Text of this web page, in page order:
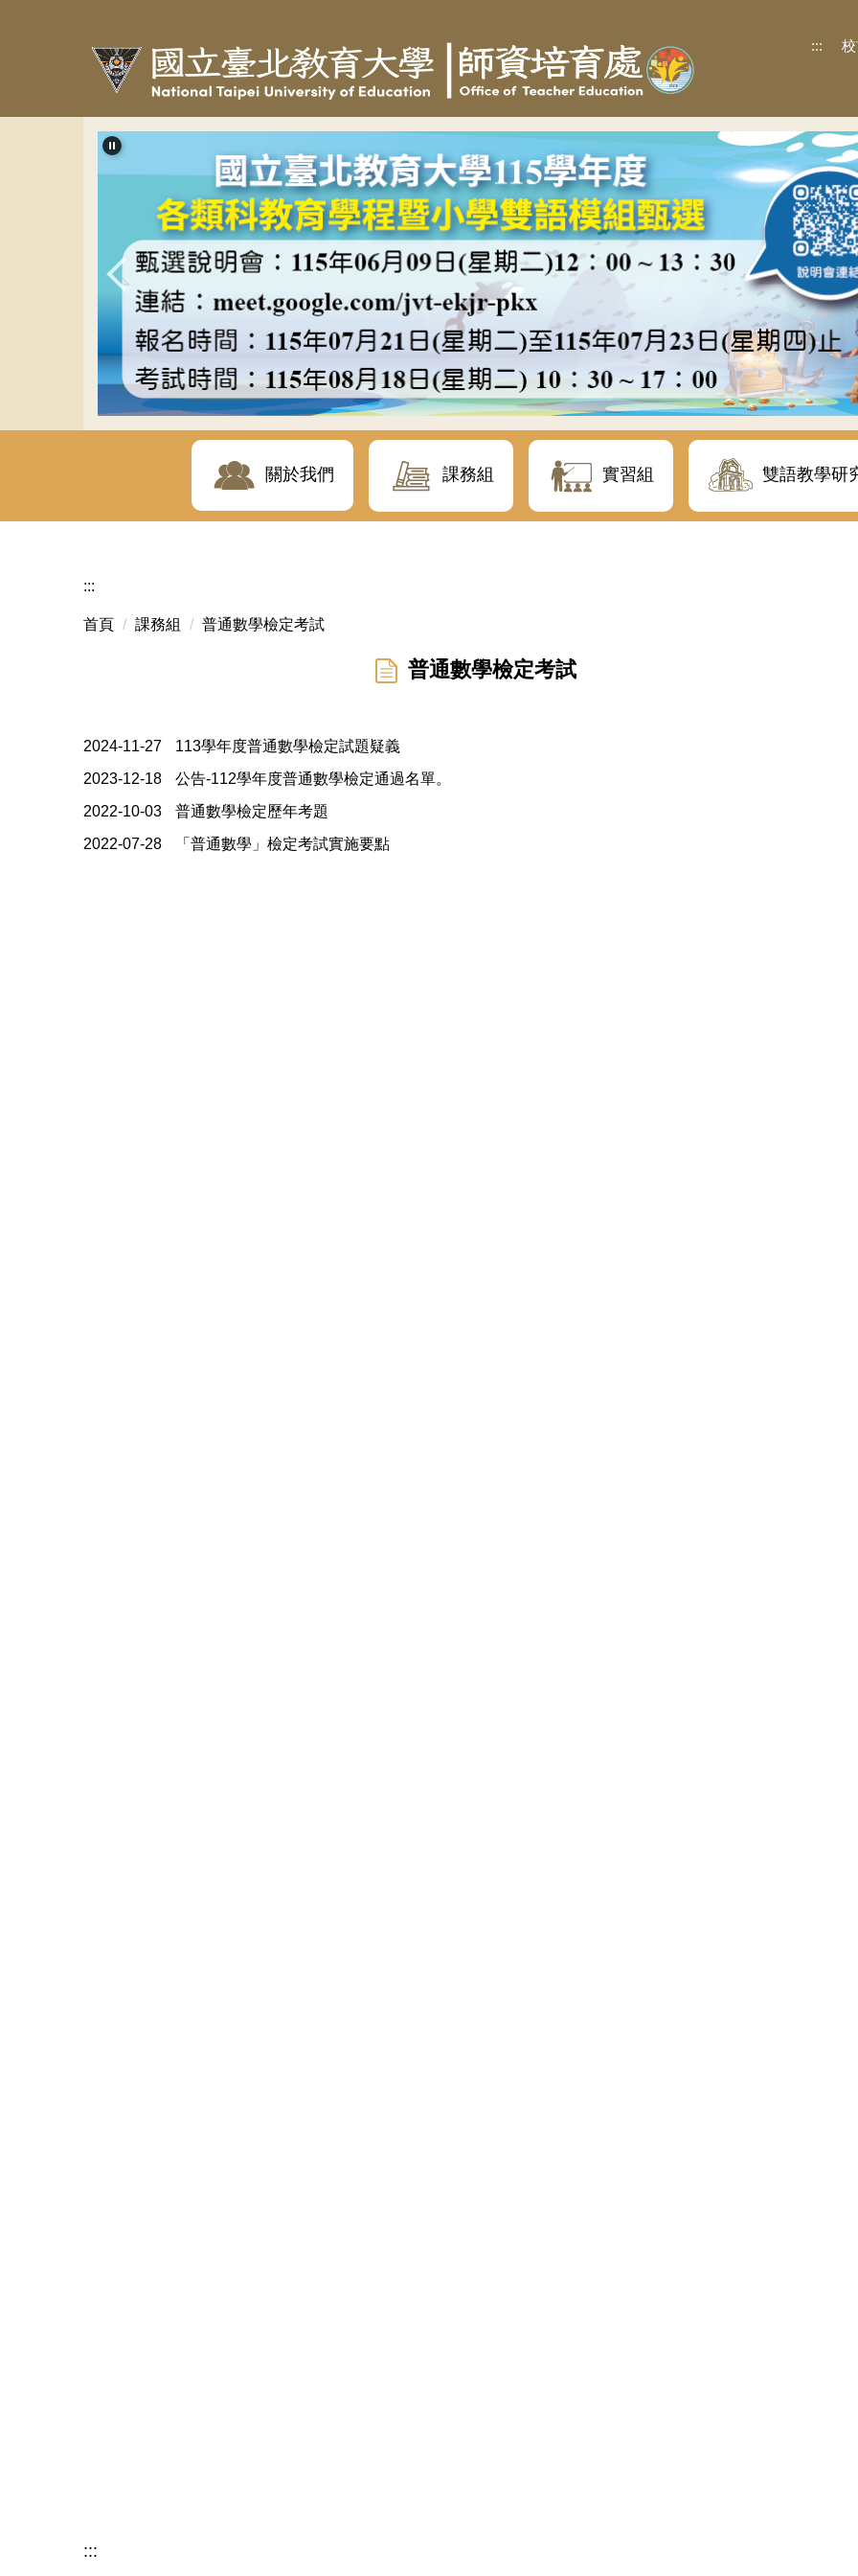
:::
教程甄選banner
關於我們 課務組 實習組 雙語教學研
:::
首頁 課務組 普通數學檢定考試
普通數學檢定考試
2024-11-27
113學年度普通數學檢定試題疑義
2023-12-18
公告-112學年度普通數學檢定通過名單。
2022-10-03
普通數學檢定歷年考題
2022-07-28
「普通數學」檢定考試實施要點
:::